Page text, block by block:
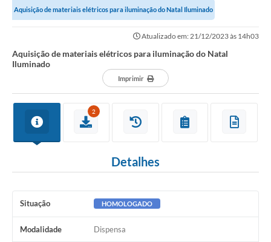
Aquisição de materiais elétricos para iluminação do Natal Iluminado
Atualizado em: 21/12/2023 às 14h03
Aquisição de materiais elétricos para iluminação do Natal
Iluminado
Imprimir
2
Detalhes
Situação HOMOLOGADO
Modalidade Dispensa